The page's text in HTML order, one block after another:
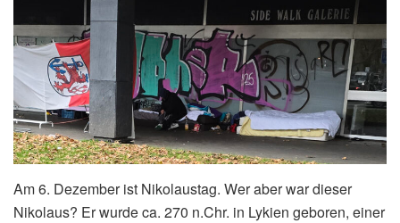
Am 6. Dezember ist Nikolaustag. Wer aber war dieser
Nikolaus? Er wurde ca. 270 n.Chr. in Lykien geboren, einer